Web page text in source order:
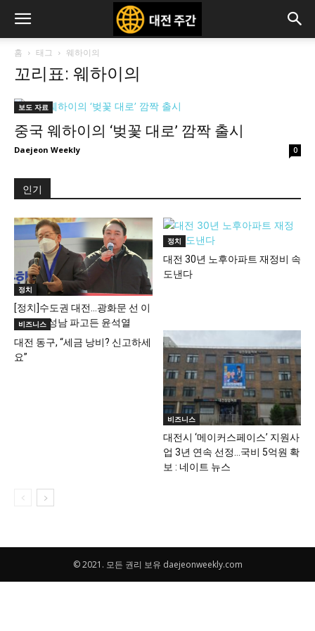
홈 태그 웨하이의
꼬리표: 웨하이의
보도 자료
중국 웨하이의 ‘벚꽃 대로’ 깜짝 출시
Daejeon Weekly 0
인기
정치
[정치]수도권 대전…광화문 선 이
재명 vs 성남 파고든 윤석열
정치
대전 30년 노후아파트 재정비 속
도낸다
비즈니스
대전 동구, “세금 낭비? 신고하세
요”
비즈니스
대전시 ‘메이커스페이스’ 지원사
업 3년 연속 선정…국비 5억원 확
보 : 네이트 뉴스
© 2021. 모든 권리 보유 daejeonweekly.com